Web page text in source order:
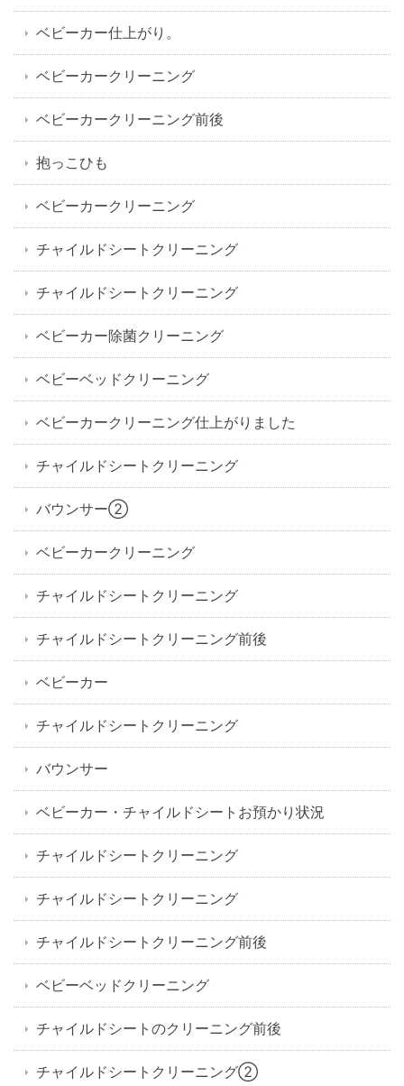
ベビーカー仕上がり。
ベビーカークリーニング
ベビーカークリーニング前後
抱っこひも
ベビーカークリーニング
チャイルドシートクリーニング
チャイルドシートクリーニング
ベビーカー除菌クリーニング
ベビーベッドクリーニング
ベビーカークリーニング仕上がりました
チャイルドシートクリーニング
バウンサー②
ベビーカークリーニング
チャイルドシートクリーニング
チャイルドシートクリーニング前後
ベビーカー
チャイルドシートクリーニング
バウンサー
ベビーカー・チャイルドシートお預かり状況
チャイルドシートクリーニング
チャイルドシートクリーニング
チャイルドシートクリーニング前後
ベビーベッドクリーニング
チャイルドシートのクリーニング前後
チャイルドシートクリーニング②